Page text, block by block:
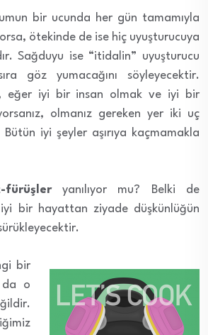
bir ucunda her gün tamamıyla
ötekinde de ise hiç uyuşturucuya
Sağduyu ise “itidalin” uyuşturucu
göz yumacağını söyleyecektir.
eğer iyi bir insan olmak ve iyi bir
olmanız gereken yer iki uç
Bütün iyi şeyler aşırıya kaçmamakla
fürüşleryanılıyor mu? Belki de
bir hayattan ziyade düşkünlüğün
bir
da o